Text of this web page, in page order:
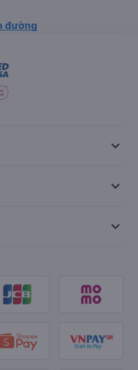
đường
keyboard_arrow_down
keyboard_arrow_down
keyboard_arrow_down